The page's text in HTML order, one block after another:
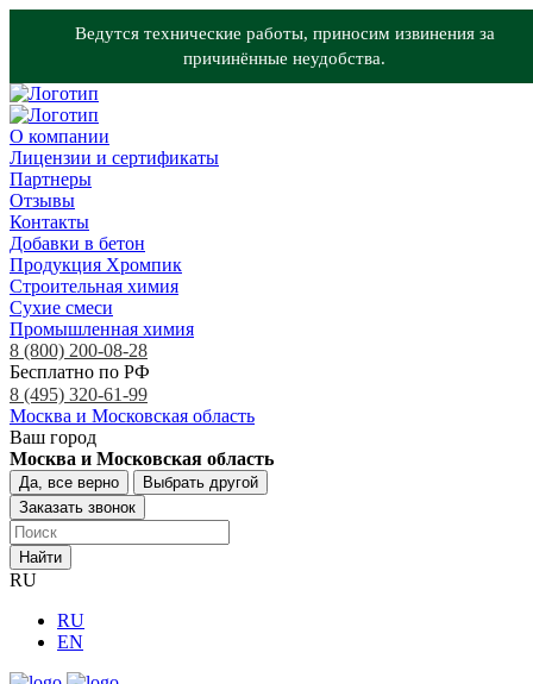
Ведутся технические работы, приносим извинения за
причинённые неудобства.
О компании
Лицензии и сертификаты
Партнеры
Отзывы
Контакты
Добавки в бетон
Продукция Хромпик
Строительная химия
Сухие смеси
Промышленная химия
8 (800) 200-08-28
Бесплатно по РФ
8 (495) 320-61-99
Москва и Московская область
Ваш город
Москва и Московская область
Да, все верно
Выбрать другой
Заказать звонок
Найти
RU
RU
EN